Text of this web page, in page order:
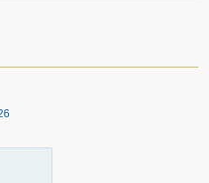
て解釈するには無理がある。⑤研究者
について明確な認識がない場合に、そ
ができない。
事項
判断
する
」の
､